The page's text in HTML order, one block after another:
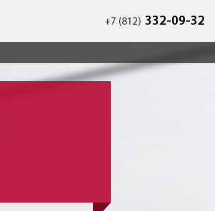
+7 (812) 332-09-32